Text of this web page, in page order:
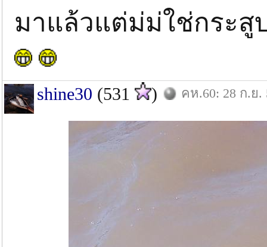
มาแล้วแต่ม่ม่ใช่กระ
shine30 (531 ) คห.60: 28 ก.ย.